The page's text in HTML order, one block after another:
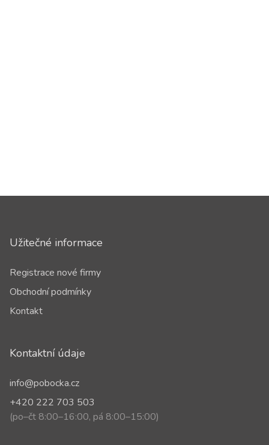
Užitečné informace
Registrace nové firmy
Obchodní podmínky
Kontakt
Kontaktní údaje
info@pobocka.cz
+420 222 703 503
(po–čt 8:00–16:00, pá 8:00–15:00)